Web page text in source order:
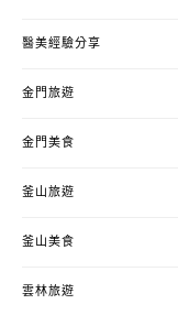
醫美經驗分享
金門旅遊
金門美食
釜山旅遊
釜山美食
雲林旅遊